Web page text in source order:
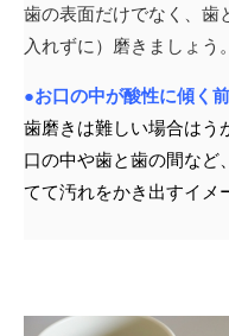
歯の表面だけでなく、歯
入れずに）磨きましょう。
●お口の中が酸性に傾く
歯磨きは難しい場合はう
口の中や歯と歯の間など
てて汚れをかき出すイメ